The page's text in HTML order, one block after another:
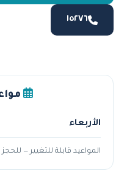
١٥٢٧٦
الأربعاء
المواعيد قابلة للتغيير — للحجز اتصل ١٥٢٧٦ أو